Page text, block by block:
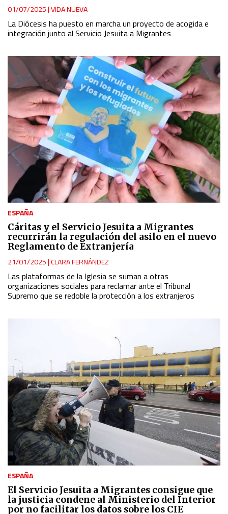
01/07/2025|VIDA NUEVA
La Diócesis ha puesto en marcha un proyecto de acogida e
integración junto al Servicio Jesuita a Migrantes
ESPAÑA
Cáritas y el Servicio Jesuita a Migrantes
recurrirán la regulación del asilo en el nuevo
Reglamento de Extranjería
21/01/2025|CLARA FERNÁNDEZ
Las plataformas de la Iglesia se suman a otras
organizaciones sociales para reclamar ante el Tribunal
Supremo que se redoble la protección a los extranjeros
ESPAÑA
El Servicio Jesuita a Migrantes consigue que
la justicia condene al Ministerio del Interior
por no facilitar los datos sobre los CIE